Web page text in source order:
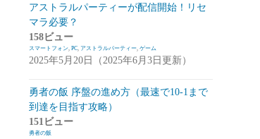
雑談・感想(2)
リーグ・オブ・ワンダーランド(リグワ
ン)(20)
攻略(14)
雑談(14)
アストラルパーティーが配信開始！リセ
マラ必要？
158ビュー
スマートフォン, PC, アストラルパーティー, ゲーム
2025年5月20日（2025年6月3日更新）
勇者の飯 序盤の進め方（最速で10-1まで
到達を目指す攻略）
151ビュー
勇者の飯